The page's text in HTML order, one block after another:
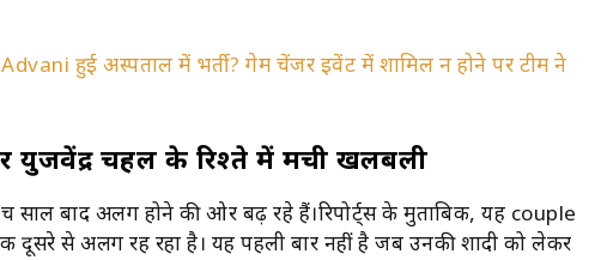
हुई अस्पताल में भर्ती? गेम चेंजर इवेंट में शामिल न होने पर टीम ने
और युजवेंद्र चहल के रिश्ते में मची खलबली
साल बाद अलग होने की ओर बढ़ रहे हैं।रिपोर्ट्स के मुताबिक, यह couple
दूसरे से अलग रह रहा है। यह पहली बार नहीं है जब उनकी शादी को लेकर